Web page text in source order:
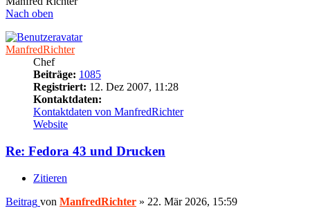
Nach oben
ManfredRichter
Chef
Beiträge: 1085
Registriert: 12. Dez 2007, 11:28
Kontaktdaten:
Kontaktdaten von ManfredRichter
Website
Re: Fedora 43 und Drucken
Zitieren
Beitrag von ManfredRichter » 22. Mär 2026, 15:59